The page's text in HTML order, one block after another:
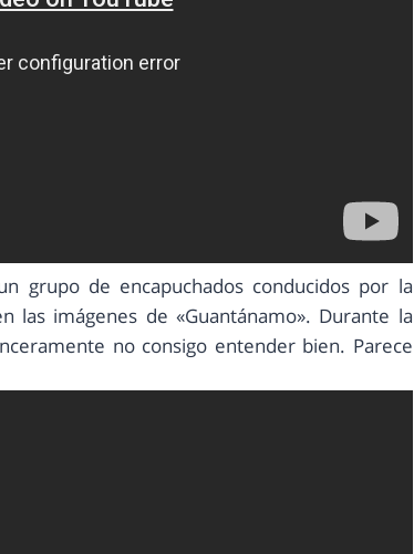
grupo de encapuchados conducidos por la
imágenes de «Guantánamo». Durante la
no consigo entender bien. Parece